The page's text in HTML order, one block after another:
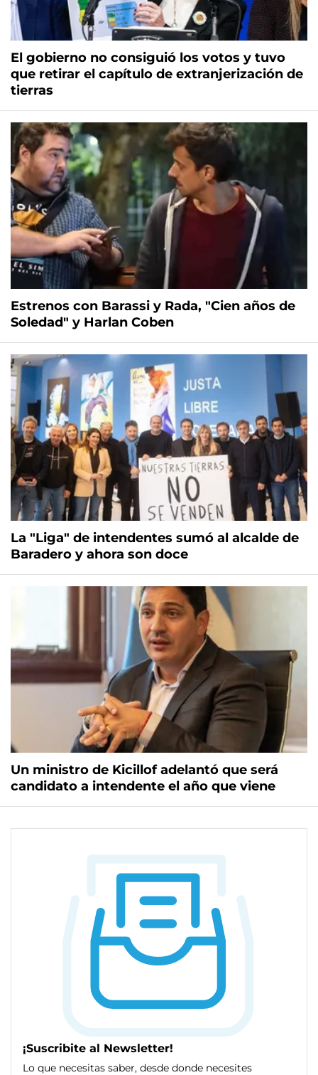
El gobierno no consiguió los votos y tuvo
que retirar el capítulo de extranjerización de
tierras
Estrenos con Barassi y Rada, "Cien años de
Soledad" y Harlan Coben
La "Liga" de intendentes sumó al alcalde de
Baradero y ahora son doce
Un ministro de Kicillof adelantó que será
candidato a intendente el año que viene
¡Suscribite al Newsletter!
Lo que necesitas saber, desde donde necesites